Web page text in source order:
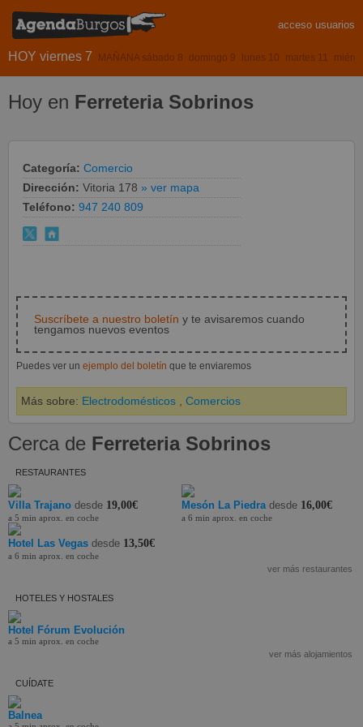
acceso usuarios
HOY viernes 7 MAÑANA sábado 8 domingo 9 lunes 10 martes 11
Hoy en Ferreteria Sobrinos
Categoría: Comercio
Dirección: Vitoria 178 » ver mapa
Teléfono: 947 240 809
Suscríbete a nuestro boletín y te avisaremos cuando
tengamos nuevos eventos
Puedes ver un ejemplo del boletín que te enviaremos
Más sobre: Electrodomésticos Comercios
Cerca de Ferreteria Sobrinos
RESTAURANTES
Villa Trajano desde 19,00€
a 5 min aprox. en coche
Mesón La Piedradesde 16,00€
a 6 min aprox. en coche
Hotel Las Vegas desde 13,50€
a 6 min aprox. en coche
ver más restaurantes
HOTELES Y HOSTALES
Hotel Fórum Evolución
a 5 min aprox. en coche
ver más alojamientos
CUÍDATE
Balnea